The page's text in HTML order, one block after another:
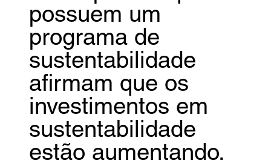
possuem um
programa de
sustentabilidade
afirmam que os
investimentos em
sustentabilidade
estão aumentando.